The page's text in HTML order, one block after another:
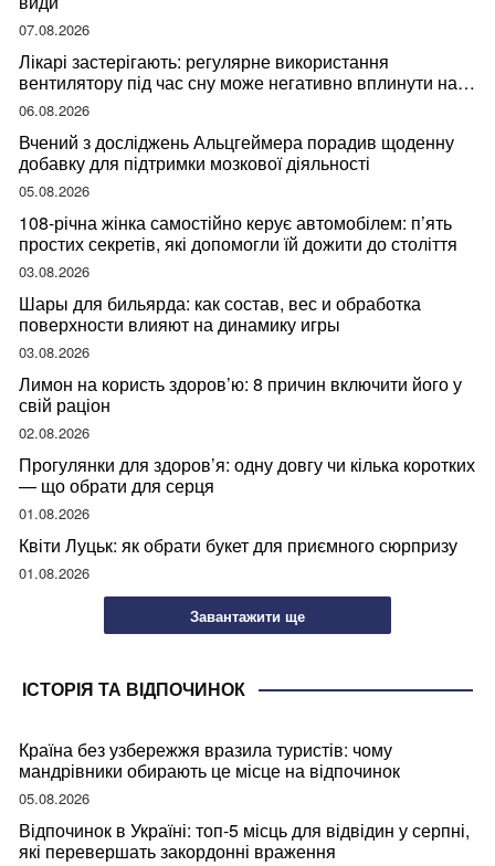
07.08.2026
Лікарі застерігають: регулярне використання
вентилятору під час сну може негативно вплинути на
ваше здоров’я
06.08.2026
Вчений з досліджень Альцгеймера порадив щоденну
добавку для підтримки мозкової діяльності
05.08.2026
108-річна жінка самостійно керує автомобілем: п’ять
простих секретів, які допомогли їй дожити до століття
03.08.2026
Шары для бильярда: как состав, вес и обработка
поверхности влияют на динамику игры
03.08.2026
Лимон на користь здоров’ю: 8 причин включити його у
свій раціон
02.08.2026
Прогулянки для здоров’я: одну довгу чи кілька коротких
— що обрати для серця
01.08.2026
Квіти Луцьк: як обрати букет для приємного сюрпризу
01.08.2026
Завантажити ще
ІСТОРІЯ ТА ВІДПОЧИНОК
Країна без узбережжя вразила туристів: чому
мандрівники обирають це місце на відпочинок
05.08.2026
Відпочинок в Україні: топ-5 місць для відвідин у серпні,
які перевершать закордонні враження